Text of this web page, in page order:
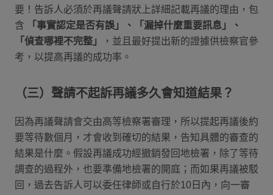
要！告訴人必須於再議聲請狀上詳細記載再議的理由，包
含
「事實認定是否有誤」、「漏掉什麼重要訊息」、
「偵查哪裡不完整」
，並且最好提出新的證據供檢察官參
考，以提高再議的成功率。
（三）聲請不起訴再議多久會知道結果？
因為再議聲請會交由高等檢察署審理，所以提起再議後約
要等待數個月，才會收到確切的結果，告知具體的審查的
結果是什麼。假設再議成功經撤銷發回地檢署，除了等待
調查的過程外，也要準備地檢署的開庭；而如果再議被駁
回，過去告訴人可以委任律師或自行於10日內，向一審